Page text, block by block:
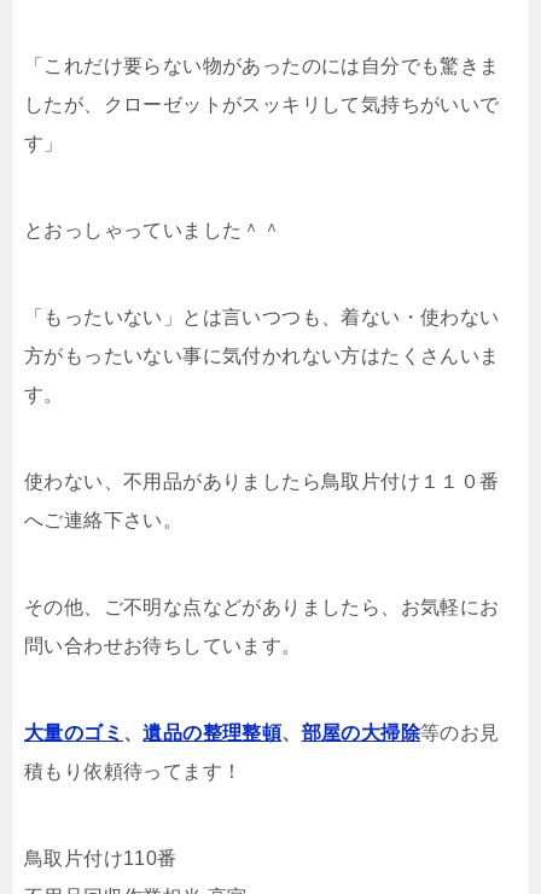
「これだけ要らない物があったのには自分でも驚きま
したが、クローゼットがスッキリして気持ちがいいで
す」
とおっしゃっていました＾＾
「もったいない」とは言いつつも、着ない・使わない
方がもったいない事に気付かれない方はたくさんいま
す。
使わない、不用品がありましたら鳥取片付け１１０番
へご連絡下さい。
その他、ご不明な点などがありましたら、お気軽にお
問い合わせお待ちしています。
大量のゴミ 、遺品の整理整頓、 部屋の大掃除等のお見
積もり依頼待ってます！
鳥取片付け110番